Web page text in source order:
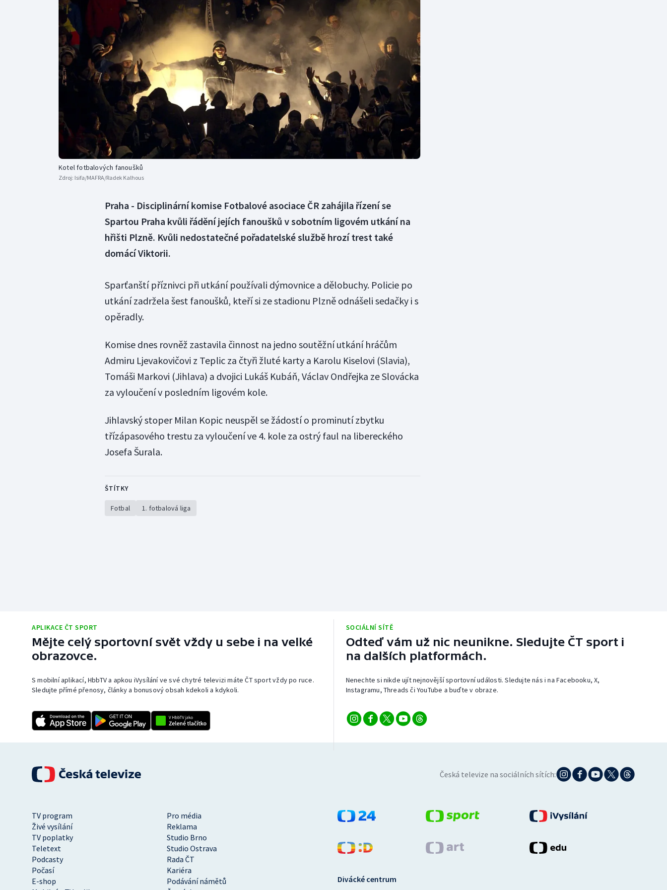
Curling
Dostihy
Futsal
Golf
Gymnastika
Moderní pětiboj
Motorsport
Olympijské hry
Parasport
Plavání
Plážový volejbal
Triatlon
Vodní slalom
Volejbal
Ostatní
Kotel fotbalových fanoušků
Zdroj: Isifa/MAFRA/Radek Kalhous
Praha - Disciplinární komise Fotbalové asociace ČR zahájila řízení se
Spartou Praha kvůli řádění jejích fanoušků v sobotním ligovém utkání na
hřišti Plzně. Kvůli nedostatečné pořadatelské službě hrozí trest také
domácí Viktorii.
Sparťanští příznivci při utkání používali dýmovnice a dělobuchy. Policie po
utkání zadržela šest fanoušků, kteří si ze stadionu Plzně odnášeli sedačky i s
opěradly.
Komise dnes rovněž zastavila činnost na jedno soutěžní utkání hráčům
Admiru Ljevakovičovi z Teplic za čtyři žluté karty a Karolu Kiselovi (Slavia),
Tomáši Markovi (Jihlava) a dvojici Lukáš Kubáň, Václav Ondřejka ze Slovácka
za vyloučení v posledním ligovém kole.
Jihlavský stoper Milan Kopic neuspěl se žádostí o prominutí zbytku
třízápasového trestu za vyloučení ve 4. kole za ostrý faul na libereckého
Josefa Šurala.
ŠTÍTKY
Fotbal 1. fotbalová liga
APLIKACE ČT SPORT
Mějte celý sportovní svět vždy u sebe i na velké
obrazovce.
S mobilní aplikací, HbbTV a apkou iVysílání ve své chytré televizi máte ČT sport vždy po ruce.
Sledujte přímé přenosy, články a bonusový obsah kdekoli a kdykoli.
SOCIÁLNÍ SÍTĚ
Odteď vám už nic neunikne. Sledujte ČT sport i
na dalších platformách.
Nenechte si nikde ujít nejnovější sportovní události. Sledujte nás i na Facebooku, X,
Instagramu, Threads či YouTube a buďte v obraze.
Česká televize na sociálních sítích:
TV program
Pro média
Živé vysílání
Reklama
TV poplatky
Studio Brno
Teletext
Studio Ostrava
Podcasty
Rada ČT
Počasí
Kariéra
E-shop
Podávání námětů
Divácké centrum